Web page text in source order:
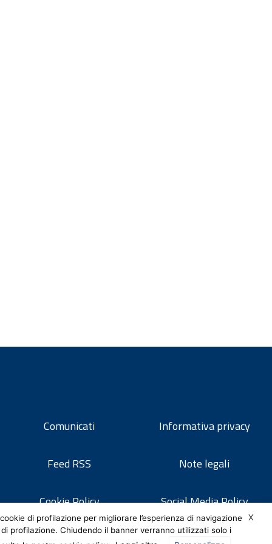
Comunicati
Feed RSS
Cookie Policy
Informativa privacy
Note legali
Social Media Policy
X
di profilazione per migliorare l’esperienza di navigazione
profilazione. Chiudendo il banner verranno utilizzati solo i